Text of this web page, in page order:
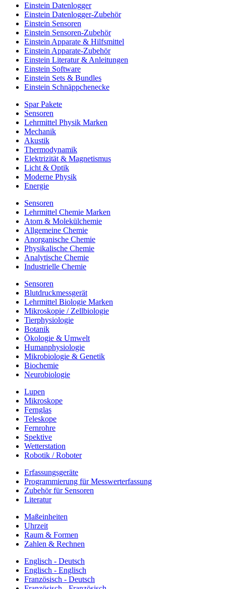
Einstein Datenlogger
Einstein Datenlogger-Zubehör
Einstein Sensoren
Einstein Sensoren-Zubehör
Einstein Apparate & Hilfsmittel
Einstein Apparate-Zubehör
Einstein Literatur & Anleitungen
Einstein Software
Einstein Sets & Bundles
Einstein Schnäppchenecke
Spar Pakete
Sensoren
Lehrmittel Physik Marken
Mechanik
Akustik
Thermodynamik
Elektrizität & Magnetismus
Licht & Optik
Moderne Physik
Energie
Sensoren
Lehrmittel Chemie Marken
Atom & Molekülchemie
Allgemeine Chemie
Anorganische Chemie
Physikalische Chemie
Analytische Chemie
Industrielle Chemie
Sensoren
Blutdruckmessgerät
Lehrmittel Biologie Marken
Mikroskopie / Zellbiologie
Tierphysiologie
Botanik
Ökologie & Umwelt
Humanphysiologie
Mikrobiologie & Genetik
Biochemie
Neurobiologie
Lupen
Mikroskope
Fernglas
Teleskope
Fernrohre
Spektive
Wetterstation
Robotik / Roboter
Erfassungsgeräte
Programmierung für Messwerterfassung
Zubehör für Sensoren
Literatur
Maßeinheiten
Uhrzeit
Raum & Formen
Zahlen & Rechnen
Englisch - Deutsch
Englisch - Englisch
Französisch - Deutsch